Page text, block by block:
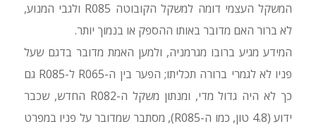
המשקל העצמי דומה למשקל הקובוטה R085 ולגבי המנוע,
לא ברור האם מדובר באותו ההספק או בנמוך יותר.
המידע מגיע ברובו מגרמניה, ולמען האמת מדובר בדגם שעל
פניו לא לגמרי ברורה תכליתו; הפער בין ה-R065 ל-R085 גם
כך לא היה גדול מדי, ומנתון משקל ה-R082 החדש, שכבר
ידוע (4.8 טון, כמו ה-R085), מסתבר שמדובר על פניו במפרט